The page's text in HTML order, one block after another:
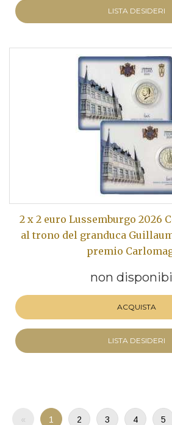
LISTA DESIDERI
2 x 2 euro Lussemburgo 2026
al trono del granduca
premio
non
ACQUISTA
LISTA DESIDERI
« 1 2 3 4 5